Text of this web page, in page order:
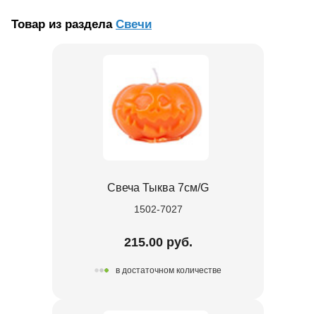
Товар из раздела Свечи
Свеча Тыква 7см/G
1502-7027
215.00 руб.
в достаточном количестве